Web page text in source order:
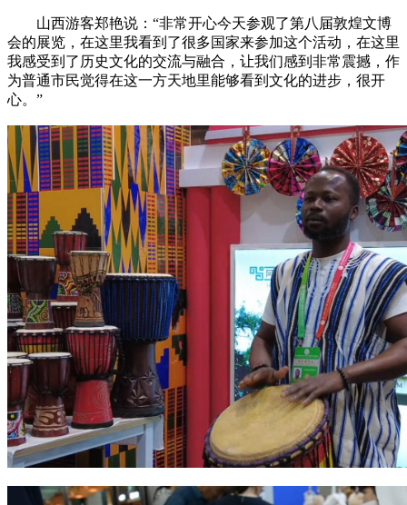
山西游客郑艳说：“非常开心今天参观了第八届敦煌文博
会的展览，在这里我看到了很多国家来参加这个活动，在这里
我感受到了历史文化的交流与融合，让我们感到非常震撼，作
为普通市民觉得在这一方天地里能够看到文化的进步，很开
心。”